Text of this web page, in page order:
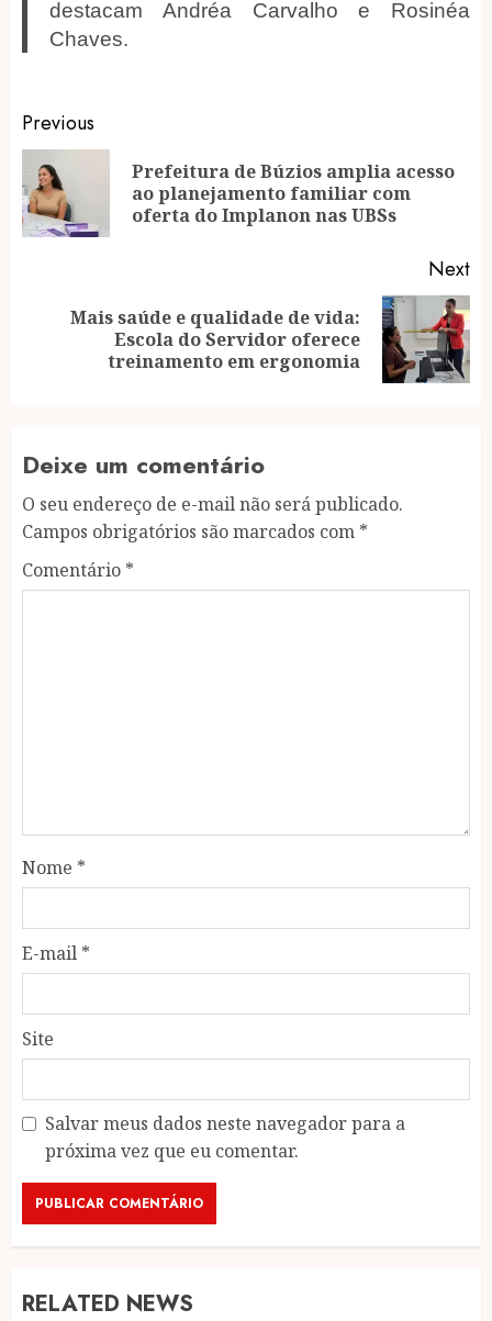
destacam Andréa Carvalho e Rosinéa
Chaves.
Post
navigation
Previous
Prefeitura de Búzios amplia acesso
ao planejamento familiar com
oferta do Implanon nas UBSs
Next
Mais saúde e qualidade de vida:
Escola do Servidor oferece
treinamento em ergonomia
Deixe um comentário
O seu endereço de e-mail não será publicado.
Campos obrigatórios são marcados com *
Comentário *
Nome *
E-mail *
Site
Salvar meus dados neste navegador para a
próxima vez que eu comentar.
RELATED NEWS